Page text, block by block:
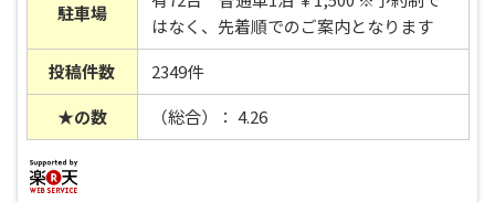
駐車場
はなく、先着順でのご案内となります
投稿件数
2349件
★の数
（総合）： 4.26